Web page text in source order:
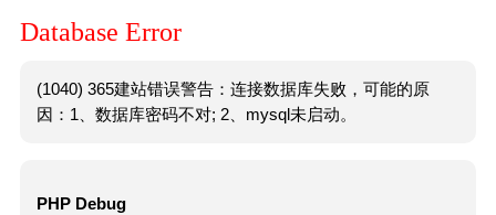
Database Error
(1040) 365建站错误警告：连接数据库失败，可能的原
因：1、数据库密码不对; 2、mysql未启动。
PHP Debug